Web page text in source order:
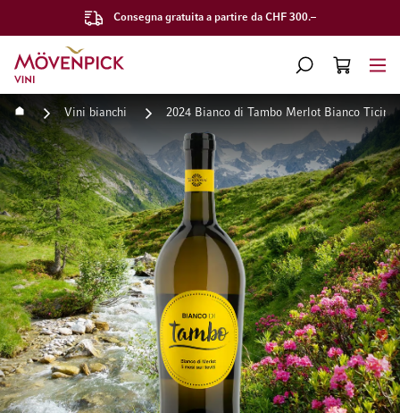
Consegna gratuita a partire da CHF 300.–
Vai alla Home Page
CERCA
CART
Home Vini bianchi 2024 Bianco di Tambo Merlot Bianco Ticino
Vai alla fine della galleria di immagini
Vai all'inizio della galleria